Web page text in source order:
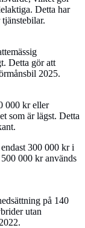
Detta har
Detta gör att
2025.
000 kr eller
som är lägst. Detta
300 000 kr i
000 kr används
på 140
utan